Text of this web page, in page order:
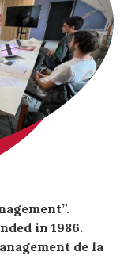
in 1986.
de la